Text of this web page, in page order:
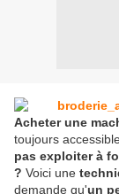
Acheter une
toujours
pas exploiter à
? Voici une
demande qu'un